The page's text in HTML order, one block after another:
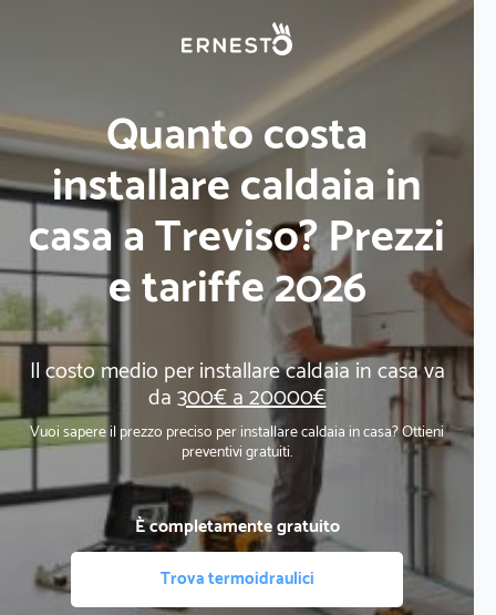
Quanto costa
installare caldaia in
casa a Treviso? Prezzi
e tariffe 2026
Il costo medio per installare caldaia in casa va
da300€ a 20000€
Vuoi sapere il prezzo preciso per installare caldaia in casa? Ottieni
preventivi gratuiti.
È completamente gratuito
Trova termoidraulici